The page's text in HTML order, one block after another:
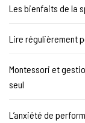
Les bienfaits de la
Lire régulièrement
Montessori et
seul
L’anxiété de